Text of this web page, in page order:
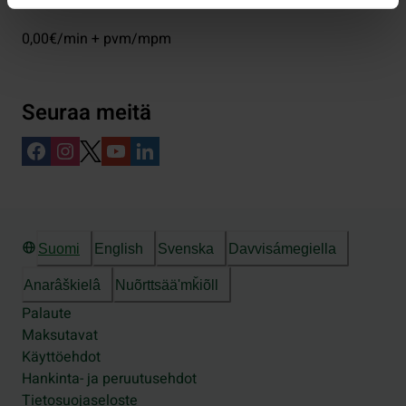
0,00€/min + pvm/mpm
Seuraa meitä
Suomi English Svenska Davvisámegiella
Anarâškielâ Nuõrttsääʹmǩiõll
Palaute
Maksutavat
Käyttöehdot
Hankinta- ja peruutusehdot
Tietosuojaseloste